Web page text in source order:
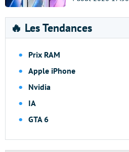
🔥 Les Tendances
Prix RAM
Apple iPhone
Nvidia
IA
GTA 6